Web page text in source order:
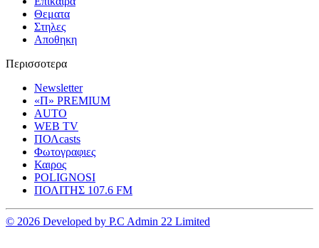
Θεματα
Στηλες
Αποθηκη
Περισσοτερα
Newsletter
«Π» PREMIUM
AUTO
WEB TV
ΠΟΛcasts
Φωτογραφιες
Καιρος
POLIGNOSI
ΠΟΛΙΤΗΣ 107.6 FM
© 2026 Developed by P.C Admin 22 Limited